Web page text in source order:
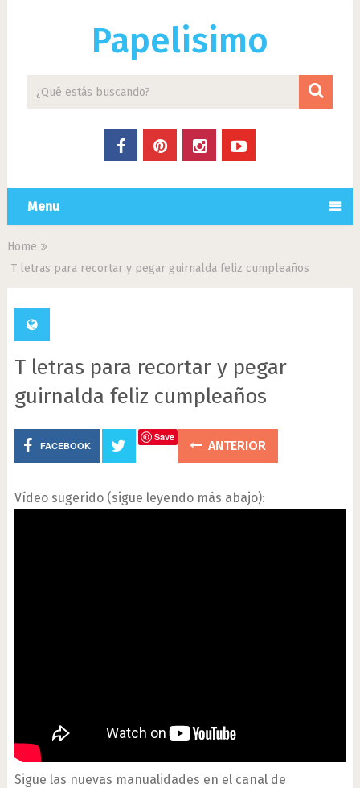
Papelisimo
Menu
Home
T letras para recortar y pegar guirnalda feliz cumpleaños
T letras para recortar y pegar
guirnalda feliz cumpleaños
FACEBOOK
Save
ANTERIOR
Vídeo sugerido (sigue leyendo más abajo):
Sigue las nuevas manualidades en el canal de